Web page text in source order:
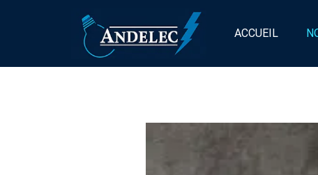
ACCUEIL